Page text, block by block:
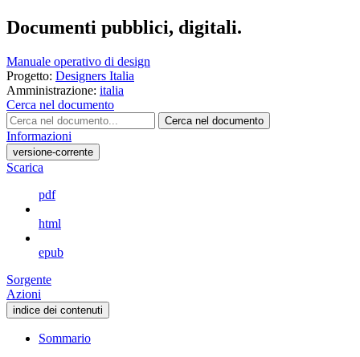
Documenti pubblici, digitali.
Manuale operativo di design
Progetto: Designers Italia
Amministrazione: italia
Cerca nel documento
Cerca nel documento
Informazioni
versione-corrente
Scarica
pdf
html
epub
Sorgente
Azioni
indice dei contenuti
Sommario